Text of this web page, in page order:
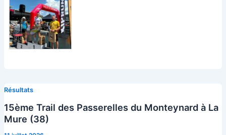
Résultats
15ème Trail des Passerelles du Monteynard à La
Mure (38)